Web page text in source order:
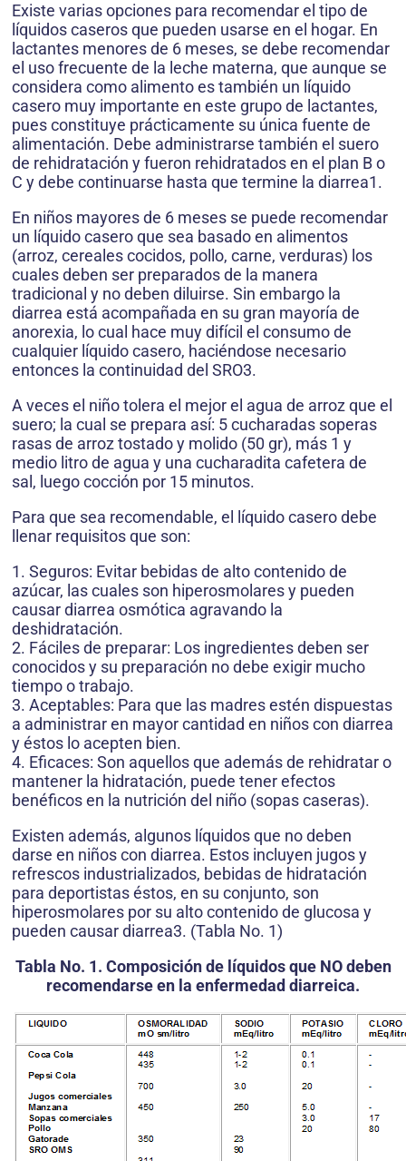
Existe varias opciones para recomendar el tipo de
líquidos caseros que pueden usarse en el hogar. En
lactantes menores de 6 meses, se debe recomendar
el uso frecuente de la leche materna, que aunque se
considera como alimento es también un líquido
casero muy importante en este grupo de lactantes,
pues constituye prácticamente su única fuente de
alimentación. Debe administrarse también el suero
de rehidratación y fueron rehidratados en el plan B o
C y debe continuarse hasta que termine la diarrea1.
En niños mayores de 6 meses se puede recomendar
un líquido casero que sea basado en alimentos
(arroz, cereales cocidos, pollo, carne, verduras) los
cuales deben ser preparados de la manera
tradicional y no deben diluirse. Sin embargo la
diarrea está acompañada en su gran mayoría de
anorexia, lo cual hace muy difícil el consumo de
cualquier líquido casero, haciéndose necesario
entonces la continuidad del SRO3.
A veces el niño tolera el mejor el agua de arroz que el
suero; la cual se prepara así: 5 cucharadas soperas
rasas de arroz tostado y molido (50 gr), más 1 y
medio litro de agua y una cucharadita cafetera de
sal, luego cocción por 15 minutos.
Para que sea recomendable, el líquido casero debe
llenar requisitos que son:
1. Seguros: Evitar bebidas de alto contenido de
azúcar, las cuales son hiperosmolares y pueden
causar diarrea osmótica agravando la
deshidratación.
2. Fáciles de preparar: Los ingredientes deben ser
conocidos y su preparación no debe exigir mucho
tiempo o trabajo.
3. Aceptables: Para que las madres estén dispuestas
a administrar en mayor cantidad en niños con diarrea
y éstos lo acepten bien.
4. Eficaces: Son aquellos que además de rehidratar o
mantener la hidratación, puede tener efectos
benéficos en la nutrición del niño (sopas caseras).
Existen además, algunos líquidos que no deben
darse en niños con diarrea. Estos incluyen jugos y
refrescos industrializados, bebidas de hidratación
para deportistas éstos, en su conjunto, son
hiperosmolares por su alto contenido de glucosa y
pueden causar diarrea3. (Tabla No. 1)
Tabla No. 1. Composición de líquidos que NO deben
recomendarse en la enfermedad diarreica.